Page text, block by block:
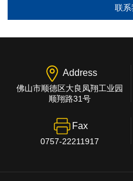
联系
Address
佛山市顺德区大良凤翔工业园
顺翔路31号
Fax
0757-22211917